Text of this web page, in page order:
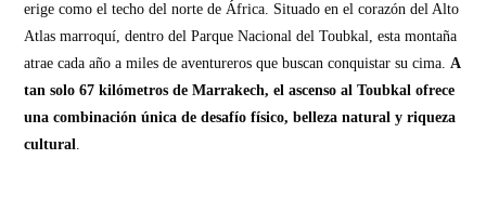
erige como el techo del norte de África. Situado en el corazón del Alto
Atlas marroquí, dentro del Parque Nacional del Toubkal, esta montaña
atrae cada año a miles de aventureros que buscan conquistar su cima.A
tan solo 67 kilómetros de Marrakech, el ascenso al Toubkal ofrece
una combinación única de desafío físico, belleza natural y riqueza
cultural.